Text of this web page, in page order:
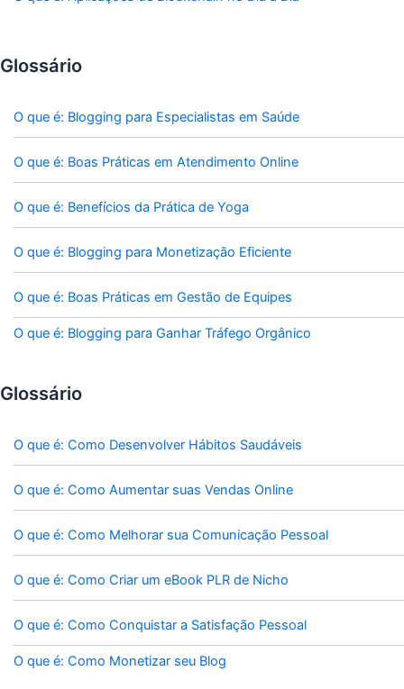
Glossário
O que é: Blogging para Especialistas em Saúde
O que é: Boas Práticas em Atendimento Online
O que é: Benefícios da Prática de Yoga
O que é: Blogging para Monetização Eficiente
O que é: Boas Práticas em Gestão de Equipes
O que é: Blogging para Ganhar Tráfego Orgânico
Glossário
O que é: Como Desenvolver Hábitos Saudáveis
O que é: Como Aumentar suas Vendas Online
O que é: Como Melhorar sua Comunicação Pessoal
O que é: Como Criar um eBook PLR de Nicho
O que é: Como Conquistar a Satisfação Pessoal
O que é: Como Monetizar seu Blog